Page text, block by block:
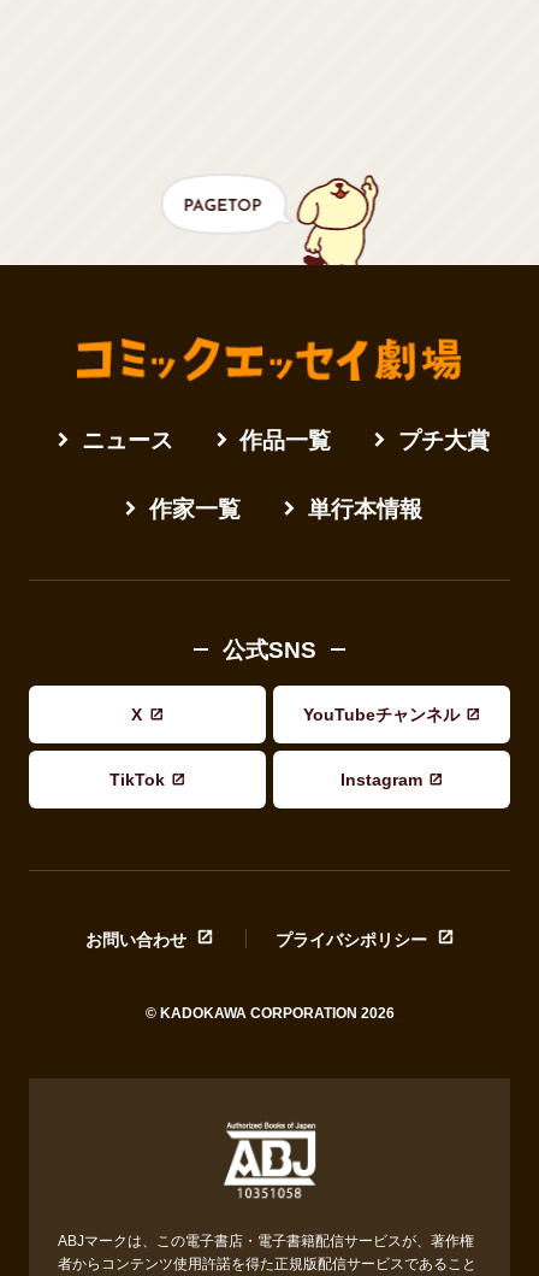
ニュース 作品一覧 プチ大賞
作家一覧 単行本情報
公式SNS
X YouTubeチャンネル
TikTok Instagram
お問い合わせ プライバシポリシー
© KADOKAWA CORPORATION 2026
ABJマークは、この電子書店・電子書籍配信サービスが、著作権
者からコンテンツ使用許諾を得た正規版配信サービスであること